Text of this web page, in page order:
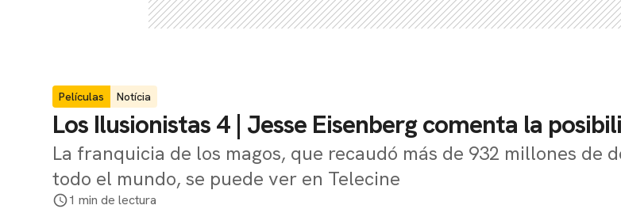
Películas Notícia
Los Ilusionistas 4 | Jesse Eisenberg comenta la
La franquicia de los magos, que recaudó más de 932 millones de
todo el mundo, se puede ver en Telecine
1 min de lectura